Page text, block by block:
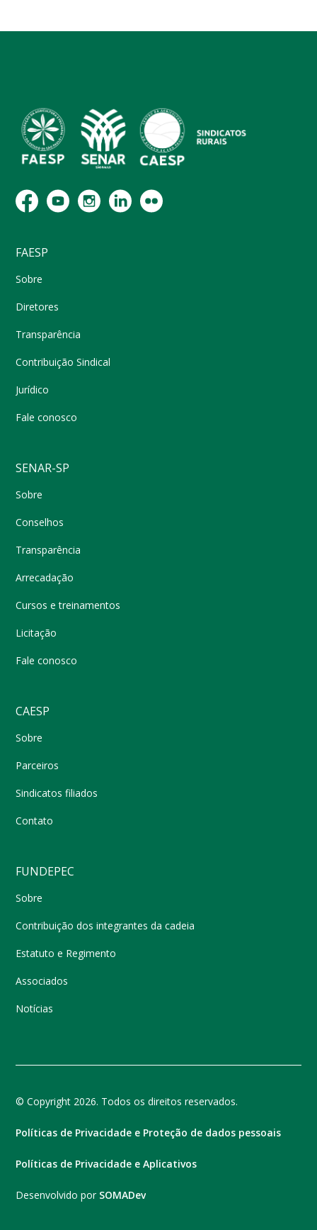
FAESP
Sobre
Diretores
Transparência
Contribuição Sindical
Jurídico
Fale conosco
SENAR-SP
Sobre
Conselhos
Transparência
Arrecadação
Cursos e treinamentos
Licitação
Fale conosco
CAESP
Sobre
Parceiros
Sindicatos filiados
Contato
FUNDEPEC
Sobre
Contribuição dos integrantes da cadeia
Estatuto e Regimento
Associados
Notícias
© Copyright 2026. Todos os direitos reservados.
Políticas de Privacidade e Proteção de dados pessoais
Políticas de Privacidade e Aplicativos
Desenvolvido por SOMADev